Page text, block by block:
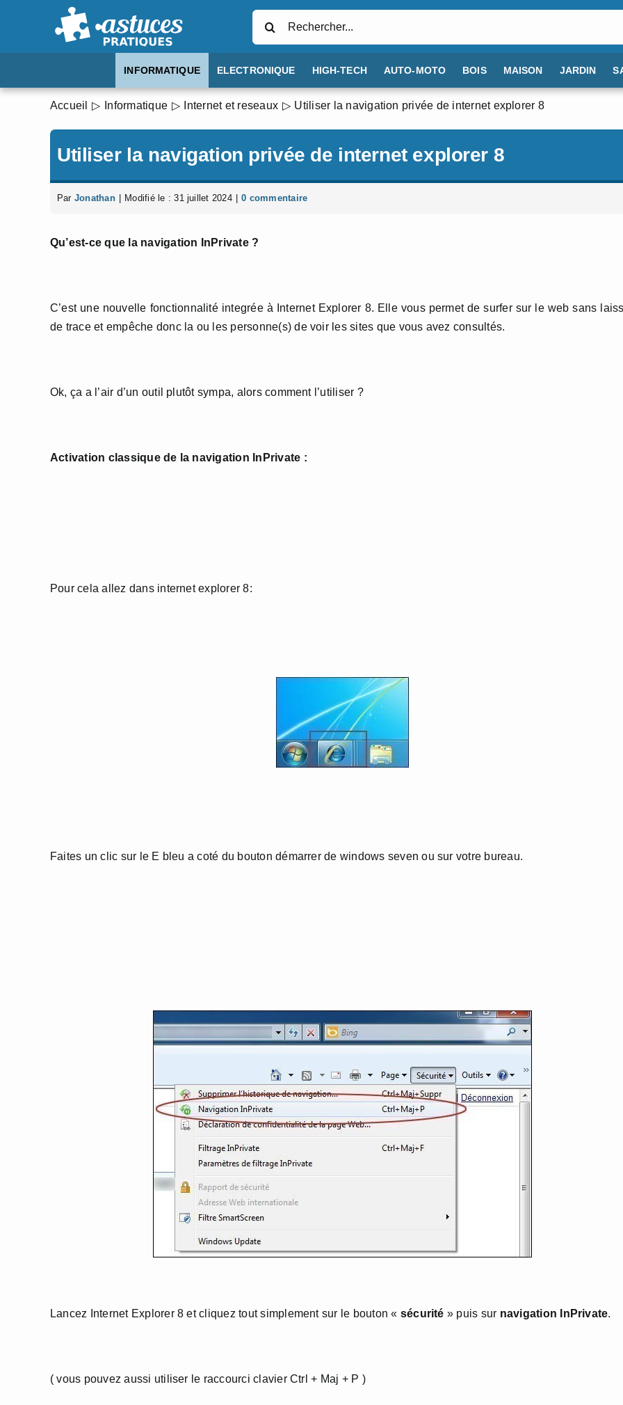
INFORMATIQUE ELECTRONIQUE HIGH-TECH AUTO-MOTO BOIS MAISON JARDIN
Accueil Informatique Internet et reseaux Utiliser la navigation privée de internet explorer 8
Utiliser la navigation privée de internet explorer 8
Par Jonathan Modifié le : 31 juillet 2024 0 commentaire
Qu’est-ce que la navigation InPrivate ?
C’est une nouvelle fonctionnalité integrée à Internet Explorer 8. Elle vous permet de surfer sur le web sans
de trace et empêche donc la ou les personne(s) de voir les sites que vous avez consultés.
Ok, ça a l’air d’un outil plutôt sympa, alors comment l’utiliser ?
Activation classique de la navigation InPrivate :
Pour cela allez dans internet explorer 8:
Faites un clic sur le E bleu a coté du bouton démarrer de windows seven ou sur votre bureau.
Lancez Internet Explorer 8 et cliquez tout simplement sur le bouton « sécurité » puis sur navigation InPrivate.
( vous pouvez aussi utiliser le raccourci clavier Ctrl + Maj + P )